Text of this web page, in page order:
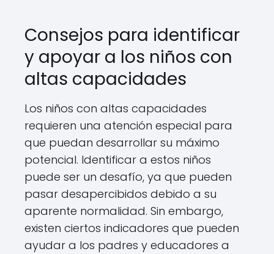
Consejos para identificar
y apoyar a los niños con
altas capacidades
Los niños con altas capacidades
requieren una atención especial para
que puedan desarrollar su máximo
potencial. Identificar a estos niños
puede ser un desafío, ya que pueden
pasar desapercibidos debido a su
aparente normalidad. Sin embargo,
existen ciertos indicadores que pueden
ayudar a los padres y educadores a